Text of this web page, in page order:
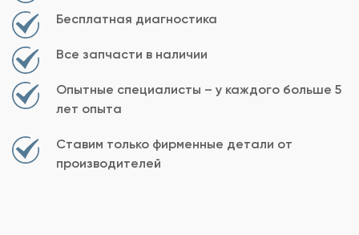
Бесплатная диагностика
Все запчасти в наличии
Опытные специалисты – у каждого больше 5
лет опыта
Ставим только фирменные детали от
производителей